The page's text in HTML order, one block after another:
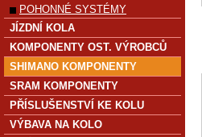
POHONNÉ SYSTÉMY
JÍZDNÍ KOLA
KOMPONENTY OST. VÝROBCŮ
SHIMANO KOMPONENTY
SRAM KOMPONENTY
PŘÍSLUŠENSTVÍ KE KOLU
VÝBAVA NA KOLO